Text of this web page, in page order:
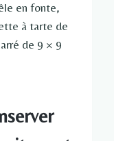
en fonte,
à tarte de
de 9 × 9